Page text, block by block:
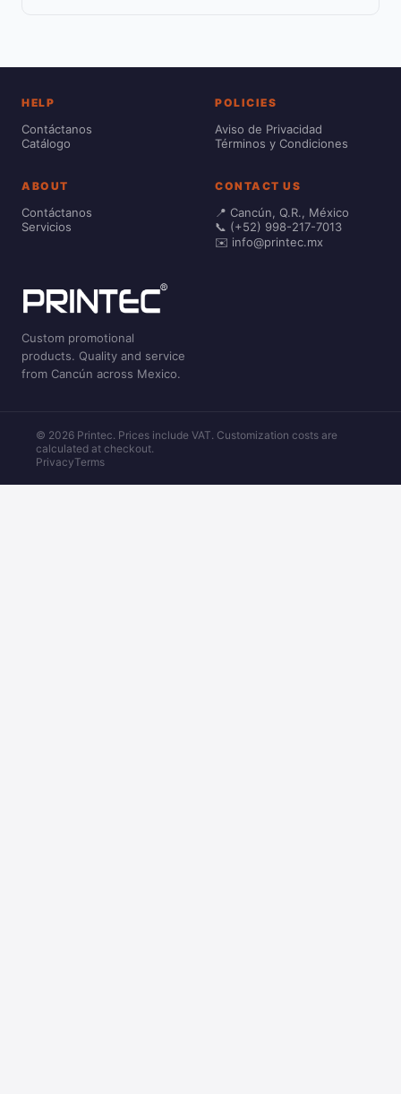
HELP
Contáctanos
Catálogo
POLICIES
Aviso de Privacidad
Términos y Condiciones
ABOUT
Contáctanos
Servicios
CONTACT US
📍 Cancún, Q.R., México
📞 (+52) 998-217-7013
✉️ info@printec.mx
Custom promotional
products. Quality and service
from Cancún across Mexico.
© 2026 Printec. Prices include VAT. Customization costs are
calculated at checkout.
PrivacyTerms